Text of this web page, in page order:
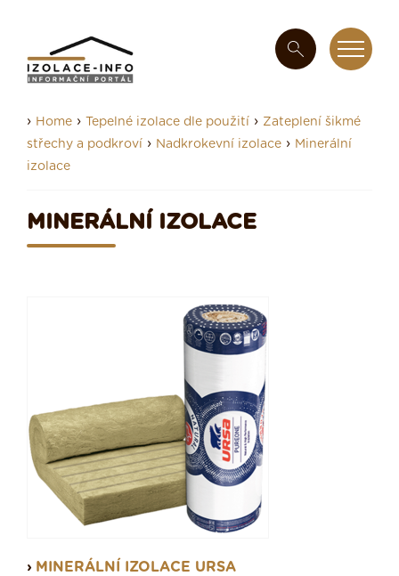
› Home › Tepelné izolace dle použití › Zateplení šikmé
střechy a podkroví › Nadkrokevní izolace › Minerální
izolace
MINERÁLNÍ IZOLACE
MINERÁLNÍ IZOLACE URSA